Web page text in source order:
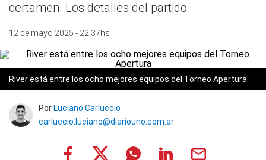
certamen. Los detalles del partido
12 de mayo 2025 - 22:37hs
River está entre los ocho mejores equipos del Torneo Apertura
Por Luciano Carluccio
carluccio.luciano@diariouno.com.ar